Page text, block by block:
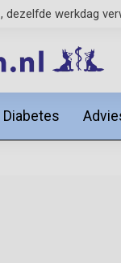
, dezelfde werkdag
Diabetes